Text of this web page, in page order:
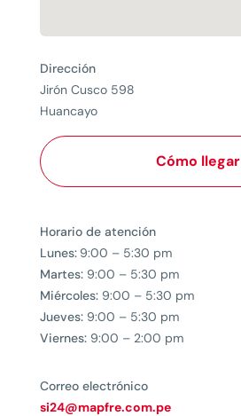
Dirección
Jirón Cusco 598
Huancayo
Cómo llegar
Horario de atención
Lunes: 9:00 – 5:30 pm
Martes:9:00 – 5:30 pm
Miércoles:9:00 – 5:30 pm
Jueves:9:00 – 5:30 pm
Viernes:9:00 – 2:00 pm
Correo electrónico
si24@mapfre.com.pe